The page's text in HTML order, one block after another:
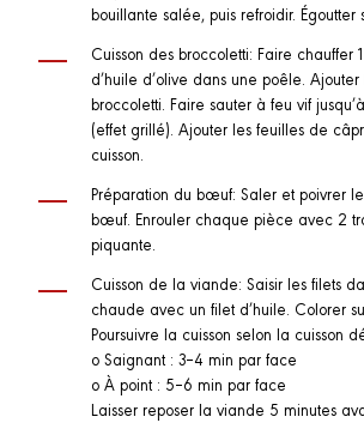
bouillante salée, puis refroidir. Égoutter
Cuisson des broccoletti: Faire chauffer
d’huile d’olive dans une poêle.
broccoletti. Faire sauter à feu vif
(effet grillé). Ajouter les feuilles de
cuisson.
Préparation du bœuf: Saler et poivrer
bœuf. Enrouler chaque pièce avec 2
piquante.
Cuisson de la viande: Saisir les filets
chaude avec un filet d’huile. Colorer
Poursuivre la cuisson selon la cuisson
o Saignant : 3–4 min par face
o À point : 5–6 min par face
Laisser reposer la viande 5 minutes